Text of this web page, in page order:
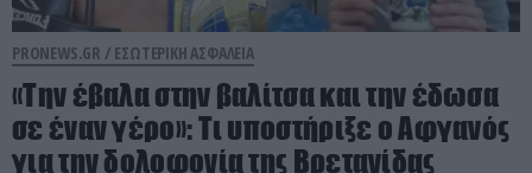
PRONEWS.GR / ΕΣΩΤΕΡΙΚΗ ΑΣΦΑΛΕΙΑ
«Την έβαλα στην βαλίτσα και την έδωσα
σε έναν γέρο»: Τι υποστήριξε ο Αφγανός
για την δολοφονία της Βρετανίδας